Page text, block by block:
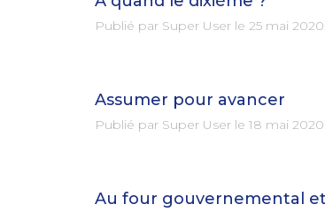
Publié par Super User le 25 mai 2020
Assumer pour avancer
Publié par Super User le 18 mai 2020
Au four gouvernemental et